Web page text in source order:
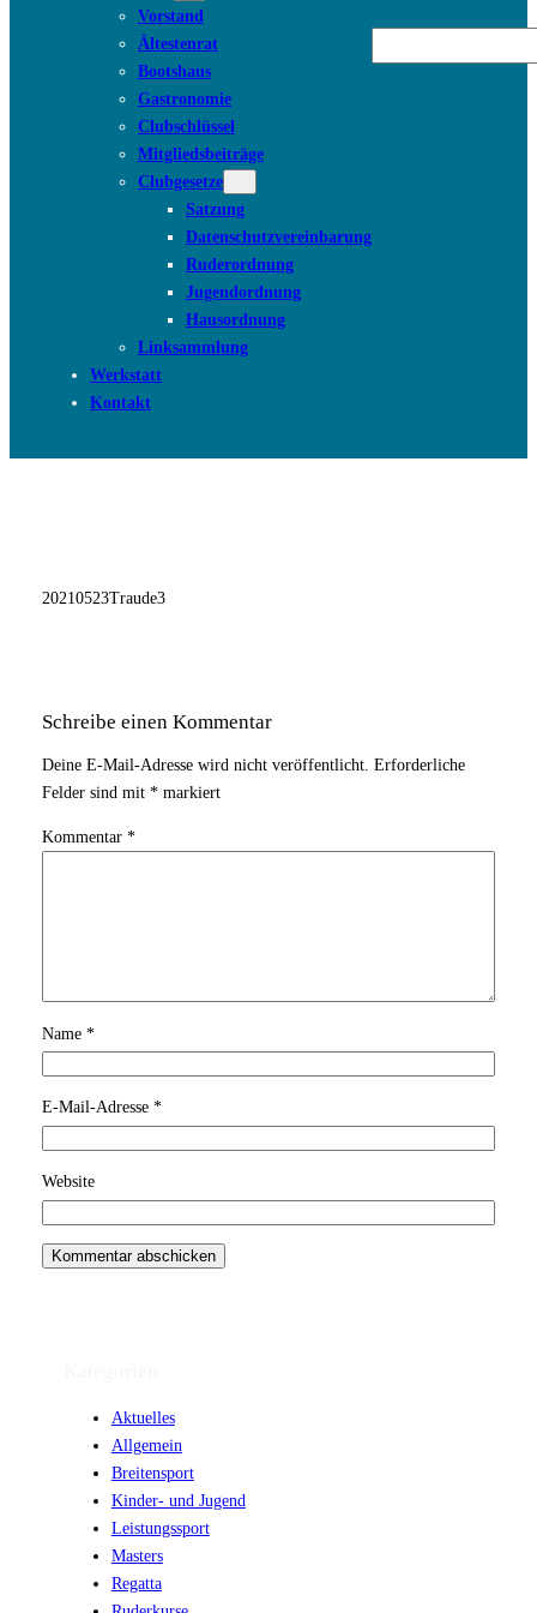
Vorstand
Ältestenrat
Bootshaus
Gastronomie
Clubschlüssel
Mitgliedsbeiträge
Clubgesetze
Satzung
Datenschutzvereinbarung
Ruderordnung
Jugendordnung
Hausordnung
Linksammlung
Werkstatt
Kontakt
20210523Traude3
Schreibe einen Kommentar
Deine E-Mail-Adresse wird nicht veröffentlicht. Erforderliche
Felder sind mit *markiert
Kommentar *
Name *
E-Mail-Adresse *
Website
Aktuelles
Allgemein
Breitensport
Kinder- und Jugend
Leistungssport
Masters
Regatta